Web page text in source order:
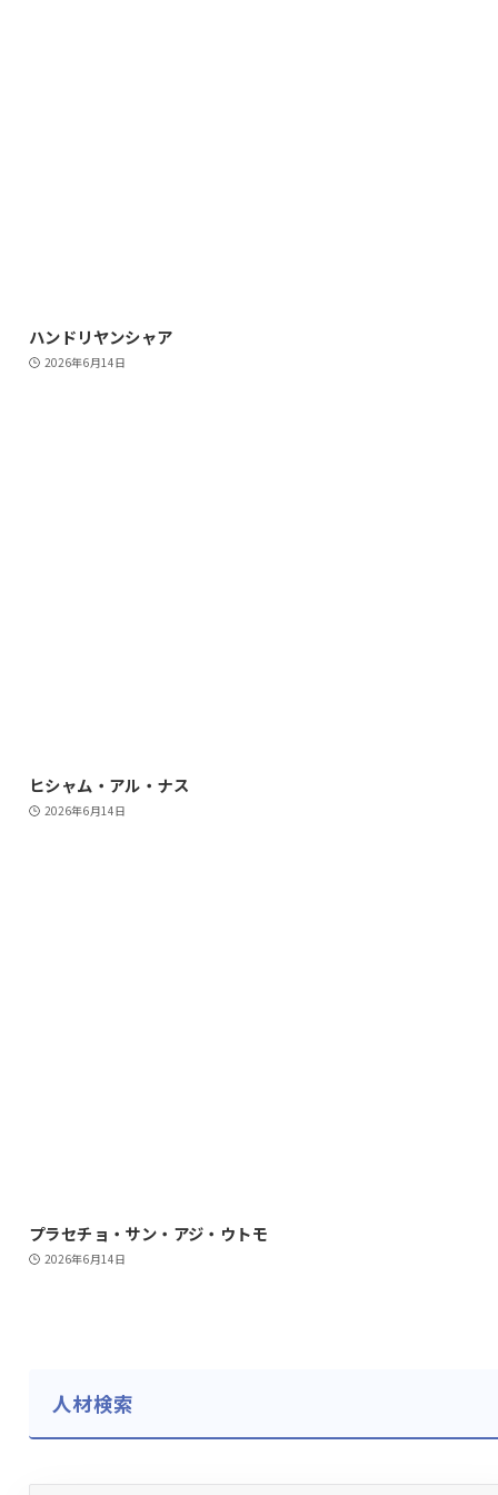
ハンドリヤンシャア
2026年6月14日
ヒシャム・アル・ナス
2026年6月14日
プラセチョ・サン・アジ・ウトモ
2026年6月14日
人材検索